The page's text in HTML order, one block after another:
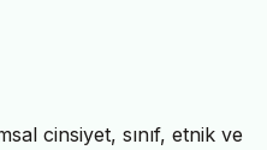
cinsiyet, sınıf, etnik ve